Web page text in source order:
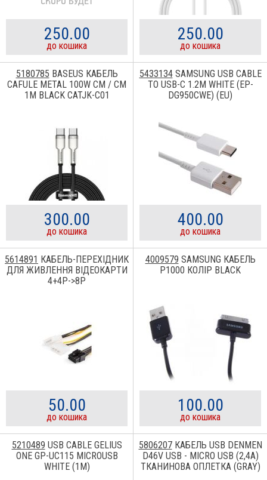
250.00
до кошика
250.00
до кошика
5180785 BASEUS КАБЕЛЬ
CAFULE METAL 100W CM / CM
1M BLACK CATJK-C01
300.00
до кошика
5433134SAMSUNG USB CABLE
TO USB-C 1.2M WHITE (EP-
DG950CWE) (EU)
400.00
до кошика
5614891 КАБЕЛЬ-ПЕРЕХІДНИК
ДЛЯ ЖИВЛЕННЯ ВІДЕОКАРТИ
4+4P->8P
50.00
до кошика
4009579 SAMSUNG КАБЕЛЬ
P1000 КОЛІР BLACK
100.00
до кошика
5210489 USB CABLE GELIUS
ONE GP-UC115 MICROUSB
WHITE (1M)
5806207КАБЕЛЬ USB DENMEN
D46V USB - MICRO USB (2,4A)
ТКАНИНОВА ОПЛЕТКА (GRAY)